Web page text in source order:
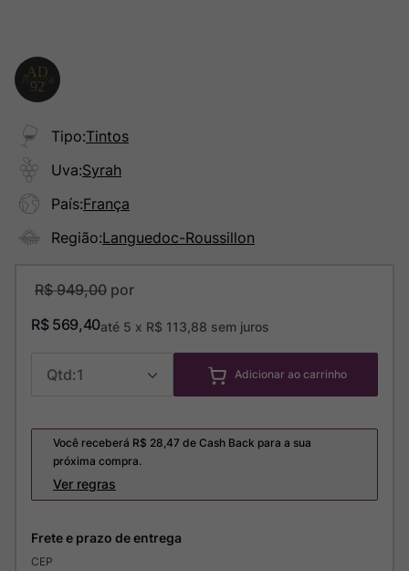
Tipo:Tintos
Uva:Syrah
País:França
Região:Languedoc-Roussillon
R$ 949,00
R$ 569,40até 5 x R$ 113,88 sem juros
1 Adicionar ao carrinho
Você receberá R$ 28,47 de Cash Back para a sua
próxima compra.
Ver regras
CEP